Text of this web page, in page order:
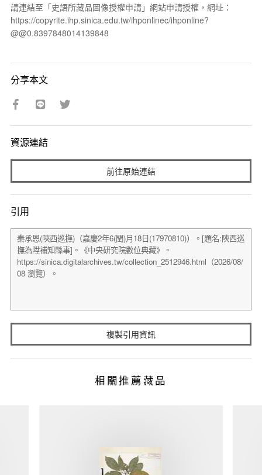
請連結至「史語所藏品圖像授權申請」網站申請授權，網址：
https://copyrite.ihp.sinica.edu.tw/ihponlinec/ihponline?
@@0.8397848014139848
分享本文
資源連結
前往原始連結
引用
複製引用資訊
相關推薦藏品